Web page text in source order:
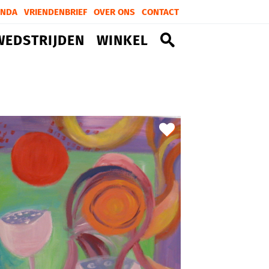
VRIENDENBRIEF OVER ONS CONTACT
WINKEL